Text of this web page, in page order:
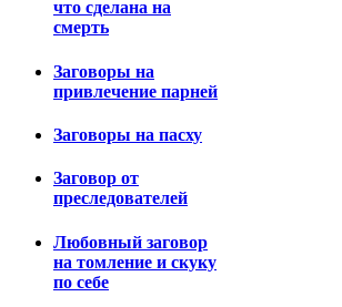
что сделана на
смерть
Заговоры на
привлечение парней
Заговоры на пасху
Заговор от
преследователей
Любовный заговор
на томление и скуку
по себе